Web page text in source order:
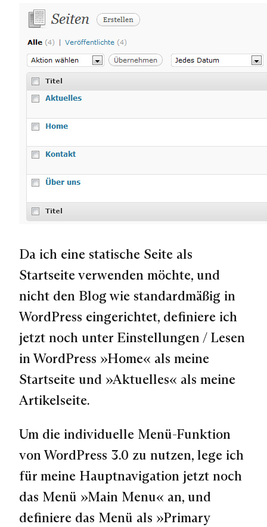
Da ich eine statische Seite als
Startseite verwenden möchte, und
nicht den Blog wie standardmäßig in
WordPress eingerichtet, definiere ich
jetzt noch unter Einstellungen / Lesen
in WordPress »Home« als meine
Startseite und »Aktuelles« als meine
Artikelseite.
Um die individuelle Menü-Funktion
von WordPress 3.0 zu nutzen, lege ich
für meine Hauptnavigation jetzt noch
das Menü »Main Menu« an, und
definiere das Menü als »Primary